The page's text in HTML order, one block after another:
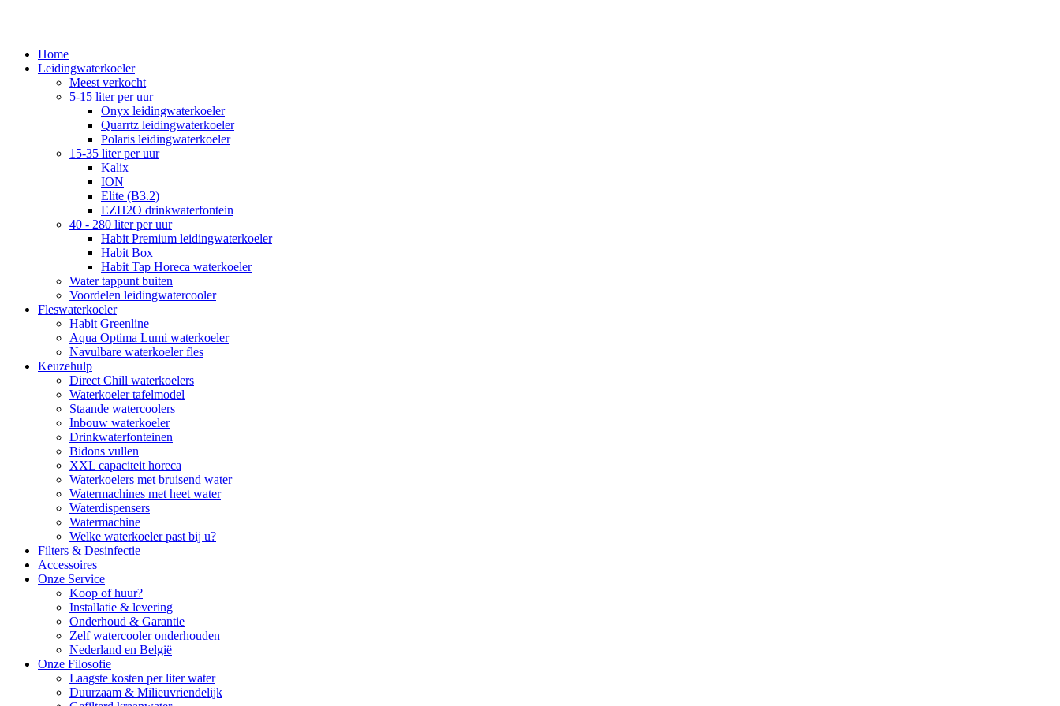
Home
Leidingwaterkoeler
Meest verkocht
5-15 liter per uur
Onyx leidingwaterkoeler
Quarrtz leidingwaterkoeler
Polaris leidingwaterkoeler
15-35 liter per uur
Kalix
ION
Elite (B3.2)
EZH2O drinkwaterfontein
40 - 280 liter per uur
Habit Premium leidingwaterkoeler
Habit Box
Habit Tap Horeca waterkoeler
Water tappunt buiten
Voordelen leidingwatercooler
Fleswaterkoeler
Habit Greenline
Aqua Optima Lumi waterkoeler
Navulbare waterkoeler fles
Keuzehulp
Direct Chill waterkoelers
Waterkoeler tafelmodel
Staande watercoolers
Inbouw waterkoeler
Drinkwaterfonteinen
Bidons vullen
XXL capaciteit horeca
Waterkoelers met bruisend water
Watermachines met heet water
Waterdispensers
Watermachine
Welke waterkoeler past bij u?
Filters & Desinfectie
Accessoires
Onze Service
Koop of huur?
Installatie & levering
Onderhoud & Garantie
Zelf watercooler onderhouden
Nederland en België
Onze Filosofie
Laagste kosten per liter water
Duurzaam & Milieuvriendelijk